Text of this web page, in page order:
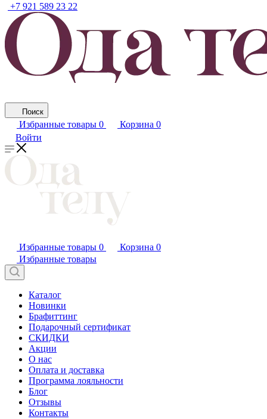
+7 921 589 23 22
Поиск
Избранные товары 0 Корзина 0
Войти
Избранные товары 0 Корзина 0
Избранные товары
Каталог
Новинки
Брафиттинг
Подарочный сертификат
СКИДКИ
Акции
О нас
Оплата и доставка
Программа лояльности
Блог
Отзывы
Контакты